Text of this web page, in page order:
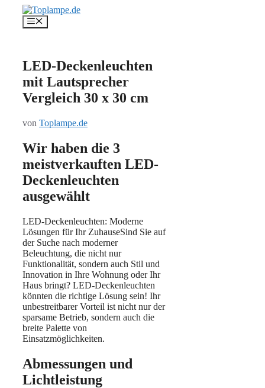
Inhalt
springen
Menü
LED-Deckenleuchten
mit Lautsprecher
Vergleich 30 x 30 cm
von Toplampe.de
Wir haben die 3
meistverkauften LED-
Deckenleuchten
ausgewählt
LED-Deckenleuchten: Moderne
Lösungen für Ihr ZuhauseSind Sie auf
der Suche nach moderner
Beleuchtung, die nicht nur
Funktionalität, sondern auch Stil und
Innovation in Ihre Wohnung oder Ihr
Haus bringt? LED-Deckenleuchten
könnten die richtige Lösung sein! Ihr
unbestreitbarer Vorteil ist nicht nur der
sparsame Betrieb, sondern auch die
breite Palette von
Einsatzmöglichkeiten.
Abmessungen und
Lichtleistung